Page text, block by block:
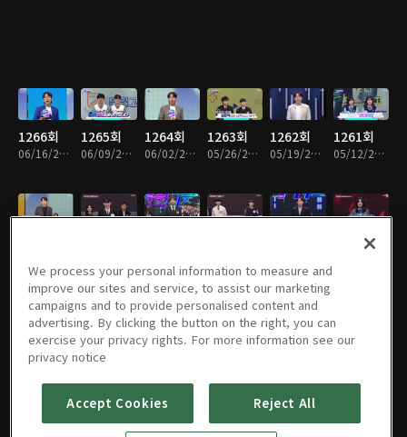
1266회
06/16/2024 • 54분
1265회
06/09/2024 • 53분
1264회
06/02/2024 • 53분
1263회
05/26/2024 • 56분
1262회
05/19/2024 • 54분
1261회
05/12/2024 • 54분
1255회
1254회
03/24/2024 • 55분
1253회 1252회 1251회 1250회 1249회
We process your personal information to measure and
improve our sites and service, to assist our marketing
campaigns and to provide personalised content and
advertising. By clicking the button on the right, you can
exercise your privacy rights. For more information see our
privacy notice
Accept Cookies Reject All